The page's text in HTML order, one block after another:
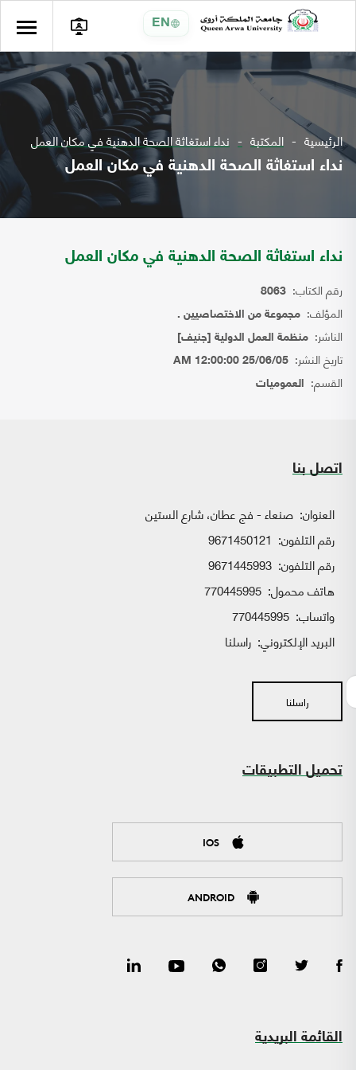
EN
الرئيسية المكتبة نداء استغاثة الصحة الدهنية في مكان العمل
نداء استغاثة الصحة الدهنية في مكان العمل
نداء استغاثة الصحة الدهنية في مكان العمل
رقم الكتاب: 8063
المؤلف: مجموعة من الاختصاصيين .
الناشر: منظمة العمل الدولية [جنيف]
تاريخ النشر: 25/06/05 12:00:00 AM
القسم: العموميات
اتصل بنا
العنوان: صنعاء - فج عطان، شارع الستين
رقم التلفون: 9671450121
رقم التلفون: 9671445993
هاتف محمول: 770445995
واتساب:
البريد الإلكتروني: راسلنا
راسلنا
تحميل التطبيقات
IOS
ANDROID
القائمة البريدية